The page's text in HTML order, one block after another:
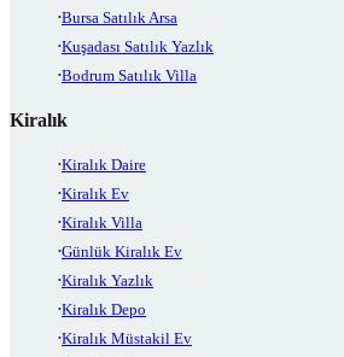
Bursa Satılık Arsa
Kuşadası Satılık Yazlık
Bodrum Satılık Villa
Kiralık
Kiralık Daire
Kiralık Ev
Kiralık Villa
Günlük Kiralık Ev
Kiralık Yazlık
Kiralık Depo
Kiralık Müstakil Ev